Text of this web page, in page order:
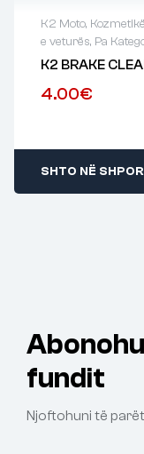
K2 Moto, Kozmetikë
e veturës, Pa
K2 BRAKE
4.00€
SHTO NË
fundit
Njoftohuni të